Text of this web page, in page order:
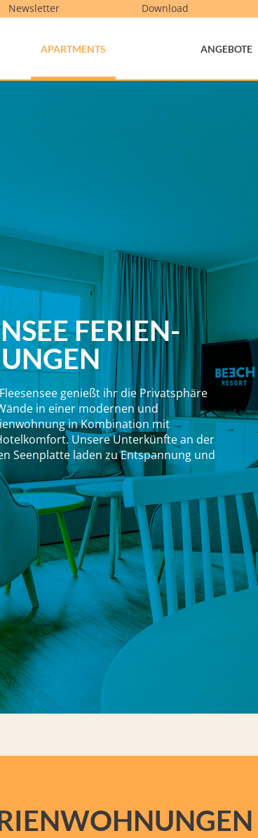
Newsletter Download
APARTMENTS ANGEBOTE
FERIEN-
genießt ihr die Privatsphäre
in einer modernen und
in Kombination mit
Unsere Unterkünfte an der
Seenplatte laden zu Entspannung und